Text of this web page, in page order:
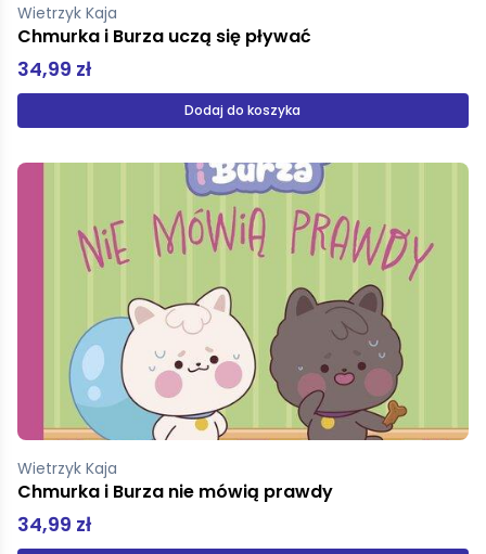
Wietrzyk Kaja
Chmurka i Burza uczą się pływać
34,99 zł
Dodaj do koszyka
Wietrzyk Kaja
Chmurka i Burza nie mówią prawdy
34,99 zł